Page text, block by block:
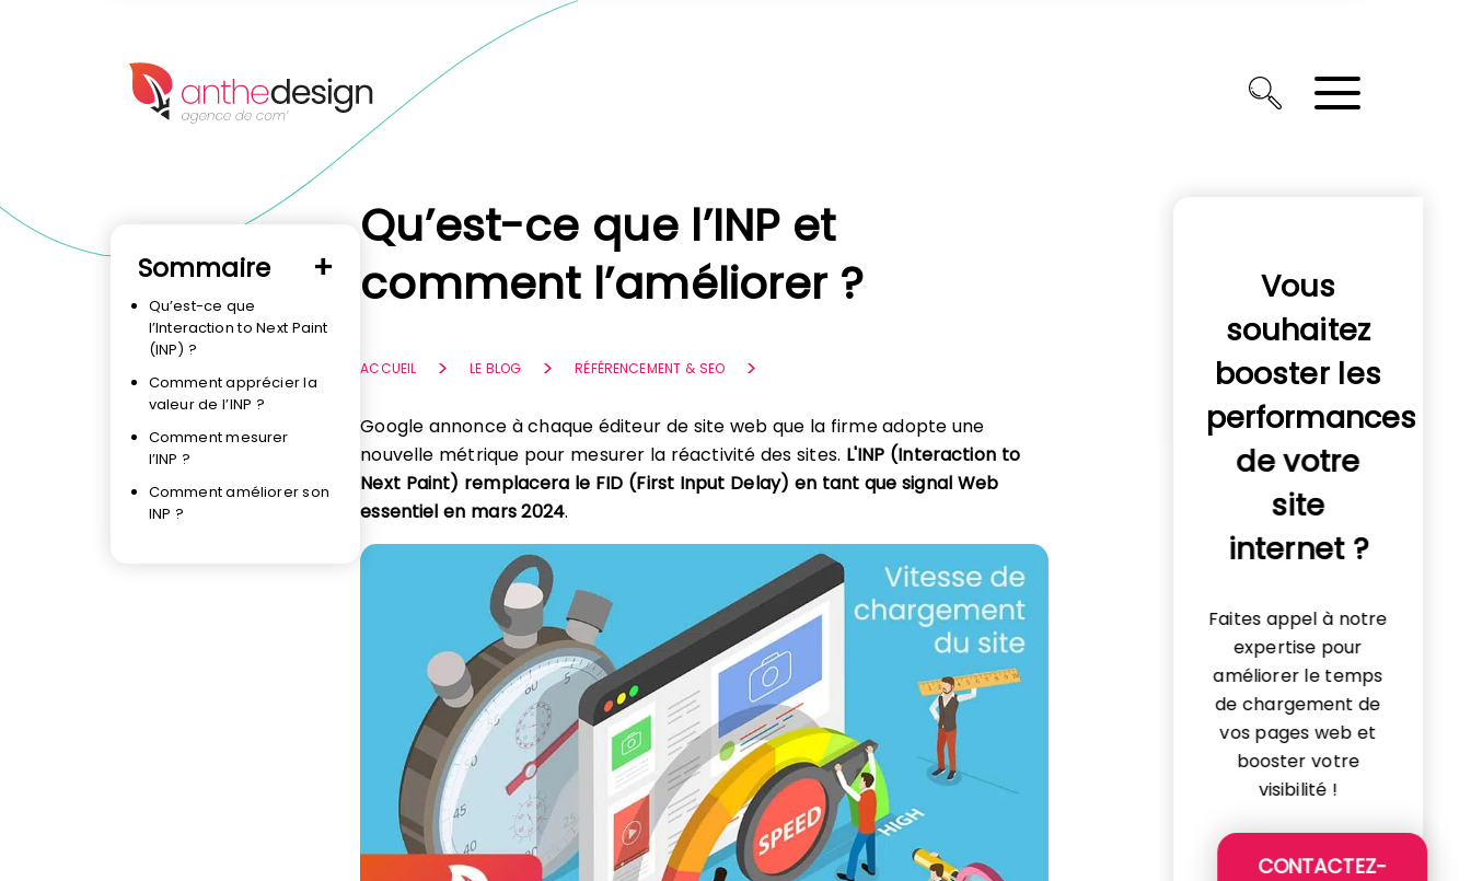
Sommaire
Qu’est-ce que
l’Interaction to Next Paint
(INP) ?
Comment apprécier la
valeur de l’INP ?
Comment mesurer
l’INP ?
Comment améliorer son
INP ?
Qu’est-ce que l’INP et
comment l’améliorer ?
ACCUEIL LE BLOG RÉFÉRENCEMENT & SEO
Google annonce à chaque éditeur de site web que la firme adopte une
nouvelle métrique pour mesurer la réactivité des sites. L'INP (Interaction to
Next Paint) remplacera le FID (First Input Delay) en tant que signal Web
essentiel en mars 2024.
Vous
souhaitez
booster les
performances
de votre
site
internet ?
Faites appel à notre
expertise pour
améliorer le temps
de chargement de
vos pages web et
booster votre
visibilité !
CONTACTEZ-